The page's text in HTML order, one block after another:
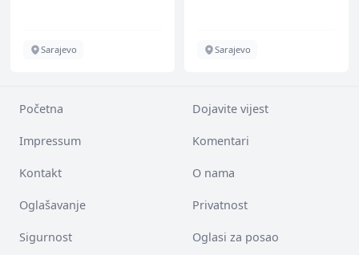
Sarajevo Sarajevo
Početna Dojavite vijest
Impressum Komentari
Kontakt O nama
Oglašavanje Privatnost
Sigurnost Oglasi za posao